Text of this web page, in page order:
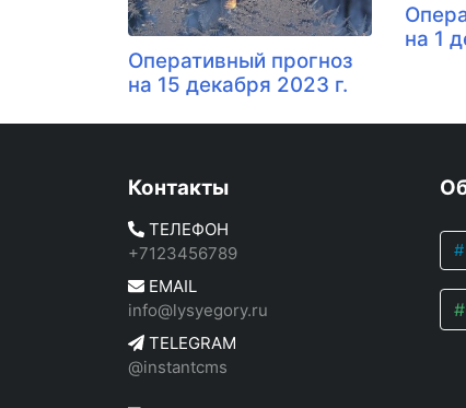
Оперативный прогноз
на 15 декабря 2023 г.
на 1
Контакты
ТЕЛЕФОН
+7123456789
EMAIL
info@lysyegory.ru
TELEGRAM
@instantcms